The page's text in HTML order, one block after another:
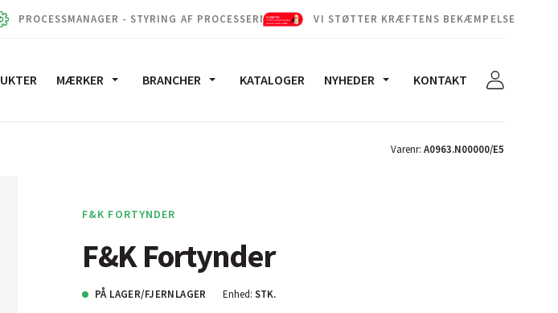
PROCESSMANAGER - STYRING AF PROCESSERNE VI STØTTER KRÆFTENS BEKÆMPELSE
MÆRKER BRANCHER KATALOGER NYHEDER KONTAKT
Varenr: A0963.N00000/E5
F&K FORTYNDER
F&K Fortynder
PÅ LAGER/FJERNLAGER Enhed: STK.